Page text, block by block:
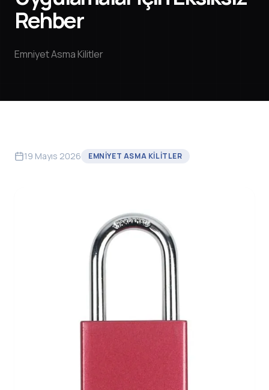
Rehber
Emniyet Asma Kilitler
19 Mayıs 2026 EMNIYET ASMA KILITLER